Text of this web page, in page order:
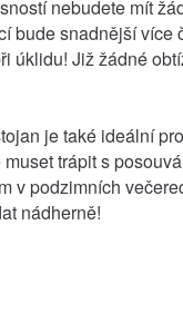
nebudete mít
bude snadnější více
úklidu! Již žádné
je také ideální
trápit s
v podzimních
nádherně!